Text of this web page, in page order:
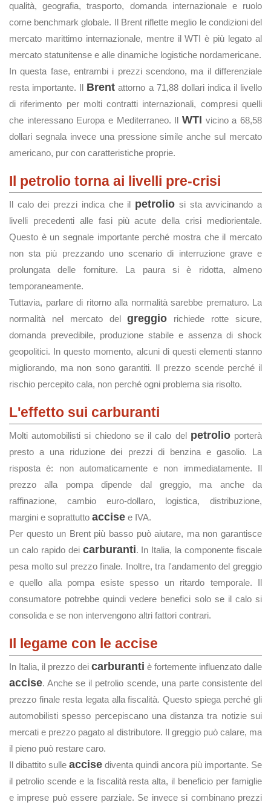
qualità, geografia, trasporto, domanda internazionale e ruolo
come benchmark globale. Il Brent riflette meglio le condizioni del
mercato marittimo internazionale, mentre il WTI è più legato al
mercato statunitense e alle dinamiche logistiche nordamericane.
In questa fase, entrambi i prezzi scendono, ma il differenziale
resta importante. Il Brent attorno a 71,88 dollari indica il livello
di riferimento per molti contratti internazionali, compresi quelli
che interessano Europa e Mediterraneo. Il WTI vicino a 68,58
dollari segnala invece una pressione simile anche sul mercato
americano, pur con caratteristiche proprie.
Il petrolio torna ai livelli pre-crisi
Il calo dei prezzi indica che il petrolio si sta avvicinando a
livelli precedenti alle fasi più acute della crisi mediorientale.
Questo è un segnale importante perché mostra che il mercato
non sta più prezzando uno scenario di interruzione grave e
prolungata delle forniture. La paura si è ridotta, almeno
temporaneamente.
Tuttavia, parlare di ritorno alla normalità sarebbe prematuro. La
normalità nel mercato delgreggio richiede rotte sicure,
domanda prevedibile, produzione stabile e assenza di shock
geopolitici. In questo momento, alcuni di questi elementi stanno
migliorando, ma non sono garantiti. Il prezzo scende perché il
rischio percepito cala, non perché ogni problema sia risolto.
L'effetto sui carburanti
Molti automobilisti si chiedono se il calo del petrolioporterà
presto a una riduzione dei prezzi di benzina e gasolio. La
risposta è: non automaticamente e non immediatamente. Il
prezzo alla pompa dipende dal greggio, ma anche da
raffinazione, cambio euro-dollaro, logistica, distribuzione,
margini e soprattutto accise e IVA.
Per questo un Brent più basso può aiutare, ma non garantisce
un calo rapido dei carburanti. In Italia, la componente fiscale
pesa molto sul prezzo finale. Inoltre, tra l'andamento del greggio
e quello alla pompa esiste spesso un ritardo temporale. Il
consumatore potrebbe quindi vedere benefici solo se il calo si
consolida e se non intervengono altri fattori contrari.
Il legame con le accise
In Italia, il prezzo dei carburanti è fortemente influenzato dalle
accise. Anche se il petrolio scende, una parte consistente del
prezzo finale resta legata alla fiscalità. Questo spiega perché gli
automobilisti spesso percepiscano una distanza tra notizie sui
mercati e prezzo pagato al distributore. Il greggio può calare, ma
il pieno può restare caro.
Il dibattito sulle accise diventa quindi ancora più importante. Se
il petrolio scende e la fiscalità resta alta, il beneficio per famiglie
e imprese può essere parziale. Se invece si combinano prezzi